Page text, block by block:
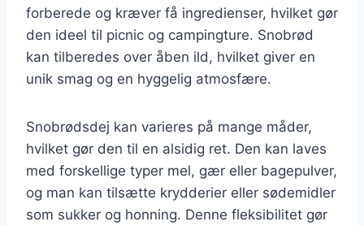
forberede og kræver få ingredienser, hvilket gør
den ideel til picnic og campingture. Snobrød
kan tilberedes over åben ild, hvilket giver en
unik smag og en hyggelig atmosfære.
Snobrødsdej kan varieres på mange måder,
hvilket gør den til en alsidig ret. Den kan laves
med forskellige typer mel, gær eller bagepulver,
og man kan tilsætte krydderier eller sødemidler
som sukker og honning. Denne fleksibilitet gør